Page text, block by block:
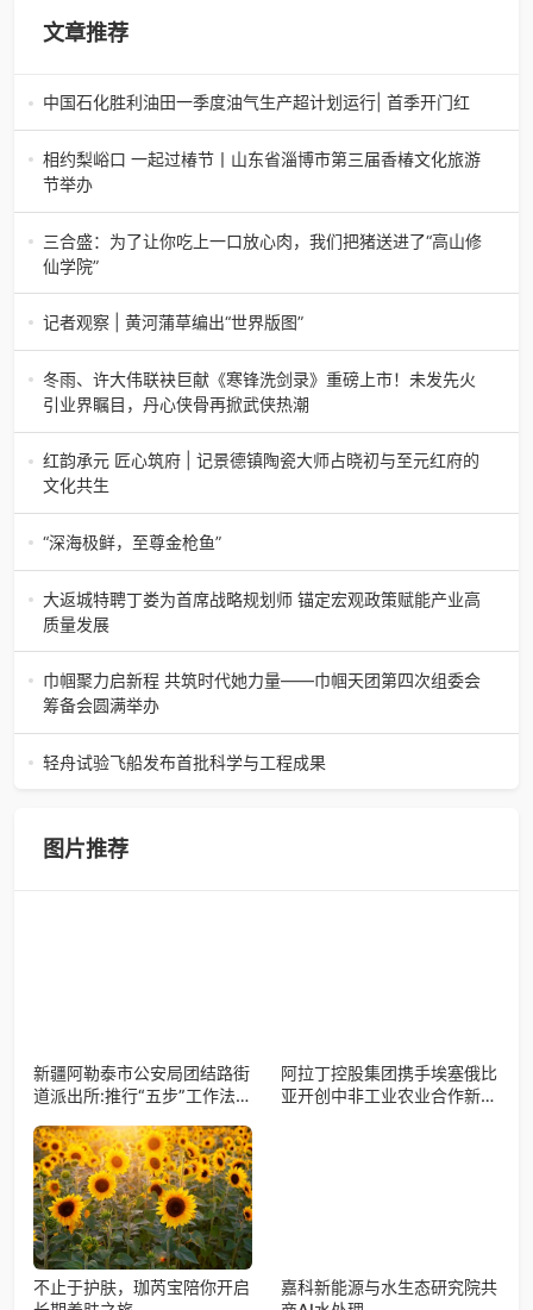
文章推荐
中国石化胜利油田一季度油气生产超计划运行| 首季开门红
中国石化胜利油田一季度油气生产超计划运行| 首季开门红济
南电（记者 瑞夫 胜宣）2026年一季度，中国石化胜利油田
生产原油585.86万吨，天
相约梨峪口 一起过椿节丨山东省淄博市第三届香椿文化旅游
节举办
相约梨峪口 一起过椿节丨山东省淄博市第三届香椿文化旅游
节举办济南电（记者 瑞夫）4月18日，山东省淄博市第三届
香椿文化旅游节暨党建
三合盛：为了让你吃上一口放心肉，我们把猪送进了“高山修
仙学院”
三合盛：为了让你吃上一口放心肉，我们把猪送进了“高山修
仙学院”很多人问我，现在的生鲜赛道已经卷成麻花了，为什
记者观察 | 黄河蒲草编出“世界版图”
记者观察 | 黄河蒲草编出“世界版图”山东高青农妇的30年“草
根逆袭”路济南电（记者 瑞夫 王克军 郭克烁）一根黄河滩上
的蒲草，能走多
冬雨、许大伟联袂巨献《寒锋洗剑录》重磅上市！未发先火
引业界瞩目，丹心侠骨再掀武侠热潮
【新书首发】冬雨、许大伟联袂巨献《寒锋洗剑录》重磅上
市！未发先火引业界瞩目，丹心侠骨再掀武侠热潮（文/梵
可）近日，备受业界与读者双
红韵承元 匠心筑府 | 记景德镇陶瓷大师占晓初与至元红府的
文化共生
（中国晨报头条讯）景德镇的窑火，千年不熄，淬炼出无数
陶瓷瑰宝；元代釉里红的一抹艳红，穿越七百年岁月，成为
“深海极鲜，至尊金枪鱼”
“深海极鲜，至尊金枪鱼”苏州吴中白金汉爵大酒店蓝鳍金枪鱼
开鱼品鉴仪式圆满落幕2026年4月17日，江苏省苏州市吴中
白金汉爵大酒店大
大返城特聘丁娄为首席战略规划师 锚定宏观政策赋能产业高
质量发展
2026年4月16日，大返城（浙江）科技有限公司隆重举行签
约仪式，正式特聘丁娄先生担任公司首席战略规划师。此次
强强联合，是大返城集团深度
巾帼聚力启新程 共筑时代她力量——巾帼天团第四次组委会
筹备会圆满举办
巾帼聚力启新程 共筑时代她力量——巾帼天团第四次组委会
筹备会圆满举办2026年4月15日，巾帼天团第四次组委会筹
轻舟试验飞船发布首批科学与工程成果
果。据中国科学院微小卫星
图片推荐
新疆阿勒泰市公安局团结路街
道派出所:推行“五步”工作法
阿拉丁控股集团携手埃塞俄比
亚开创中非工业农业合作新篇
不止于护肤，珈芮宝陪你开启
嘉科新能源与水生态研究院共